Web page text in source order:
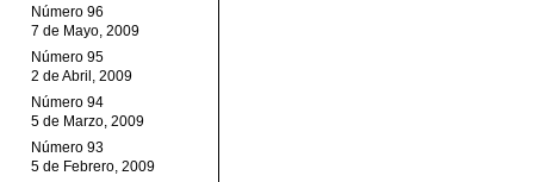
Número 96
7 de Mayo, 2009
Número 95
2 de Abril, 2009
Número 94
5 de Marzo, 2009
Número 93
5 de Febrero, 2009